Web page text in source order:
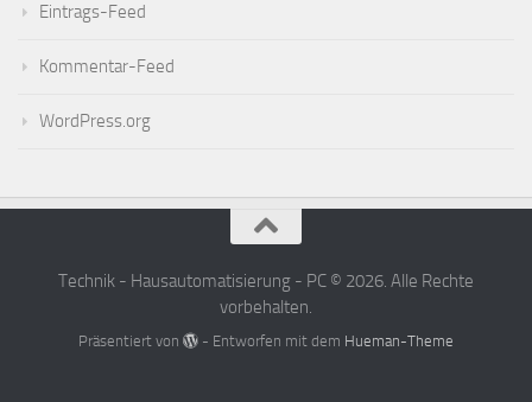
Eintrags-Feed
Kommentar-Feed
WordPress.org
Technik - Hausautomatisierung - PC © 2026. Alle Rechte
vorbehalten.
Präsentiert von - Entworfen mit dem Hueman-Theme